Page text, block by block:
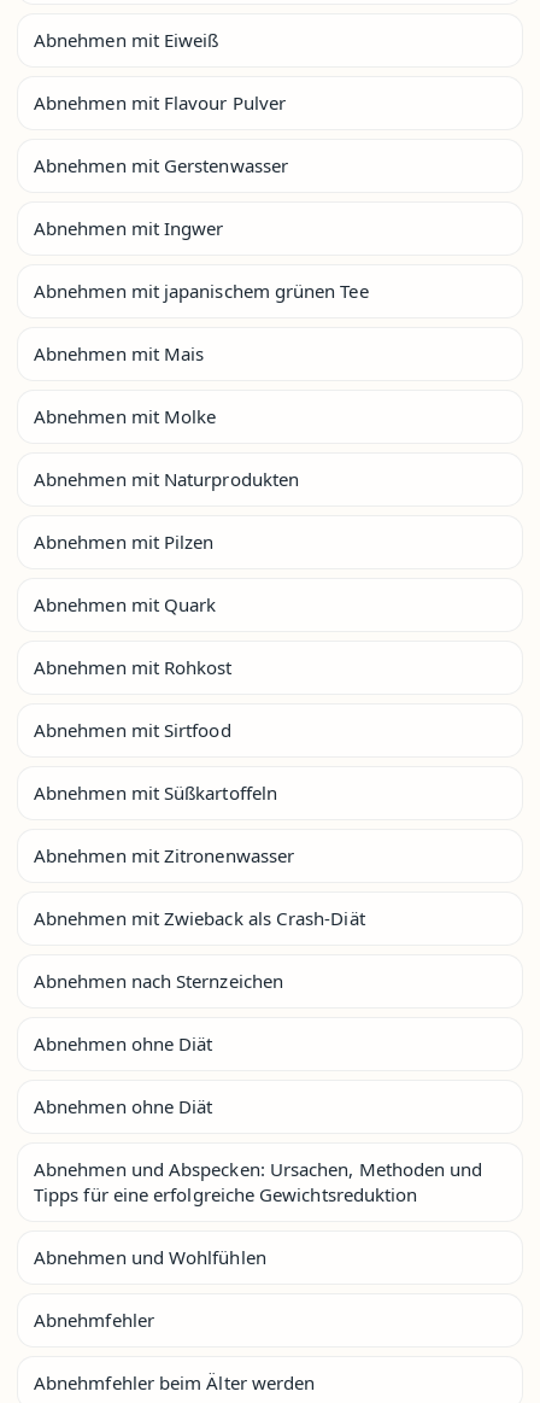
Abnehmen mit Eiweiß
Abnehmen mit Flavour Pulver
Abnehmen mit Gerstenwasser
Abnehmen mit Ingwer
Abnehmen mit japanischem grünen Tee
Abnehmen mit Mais
Abnehmen mit Molke
Abnehmen mit Naturprodukten
Abnehmen mit Pilzen
Abnehmen mit Quark
Abnehmen mit Rohkost
Abnehmen mit Sirtfood
Abnehmen mit Süßkartoffeln
Abnehmen mit Zitronenwasser
Abnehmen mit Zwieback als Crash-Diät
Abnehmen nach Sternzeichen
Abnehmen ohne Diät
Abnehmen ohne Diät
Abnehmen und Abspecken: Ursachen, Methoden und
Tipps für eine erfolgreiche Gewichtsreduktion
Abnehmen und Wohlfühlen
Abnehmfehler
Abnehmfehler beim Älter werden